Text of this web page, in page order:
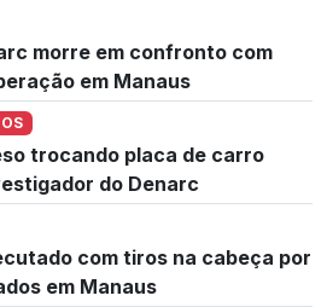
morre em confronto com
em Manaus
trocando placa de carro
do Denarc
com tiros na cabeça por
em Manaus